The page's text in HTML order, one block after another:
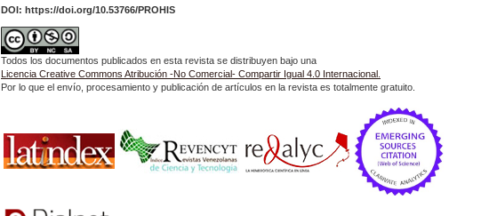
DOI: https://doi.org/10.53766/PROHIS
Todos los documentos publicados en esta revista se distribuyen bajo una
Licencia Creative Commons Atribución -No Comercial- Compartir Igual 4.0 Internacional.
Por lo que el envío, procesamiento y publicación de artículos en la revista es totalmente gratuito.